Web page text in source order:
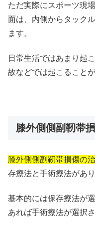
ただ実際にスポーツ現
面は、内側からタック
ます。
日常生活ではあまり起
故などでは起こることが
膝外側側副靭帯
膝外側側副靭帯損傷の
存療法と手術療法があり
基本的には保存療法が
あれば手術療法が選択